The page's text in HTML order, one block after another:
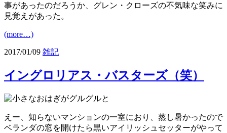
事があったのだろうか、グレン・クローズの不気味な笑みに
見覚えがあった。
(more…)
2017/01/09 雑記
イングロリアス・バスターズ（笑）
えー、知らないマンションの一室におり、蒸し暑かったので
ベランダの窓を開けたら黒いアイリッシュセッターがやって